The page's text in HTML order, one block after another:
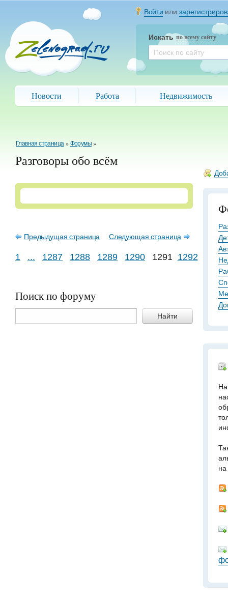
Войти или
Искать по всему сайту
Новости Работа Недвижимость
Главная страница »Форумы»
Разговоры обо всём
Предыдущая страница Следующая страница
1 ... 1287 1288 1289 1290 1291 1292 1293
Поиск по форуму
Найти